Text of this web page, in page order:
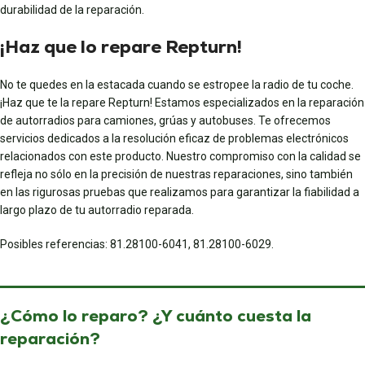
durabilidad de la reparación.
¡Haz que lo repare Repturn!
No te quedes en la estacada cuando se estropee la radio de tu coche.
¡Haz que te la repare Repturn! Estamos especializados en la reparación
de autorradios para camiones, grúas y autobuses. Te ofrecemos
servicios dedicados a la resolución eficaz de problemas electrónicos
relacionados con este producto. Nuestro compromiso con la calidad se
refleja no sólo en la precisión de nuestras reparaciones, sino también
en las rigurosas pruebas que realizamos para garantizar la fiabilidad a
largo plazo de tu autorradio reparada.
Posibles referencias: 81.28100-6041, 81.28100-6029.
¿Cómo lo reparo? ¿Y cuánto cuesta la
reparación?